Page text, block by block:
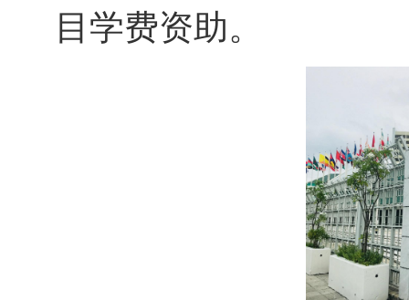
目学费资助。